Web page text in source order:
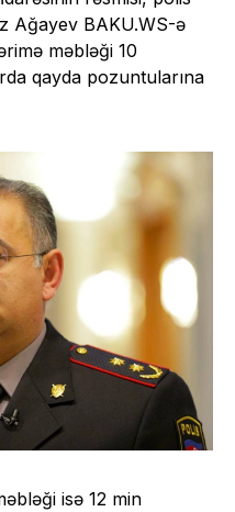
Ağayev BAKU.WS-ə
məbləği 10
qayda pozuntularına
isə 12 min